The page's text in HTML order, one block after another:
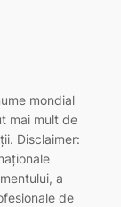
mondial
mai mult de
Disclaimer:
a
de